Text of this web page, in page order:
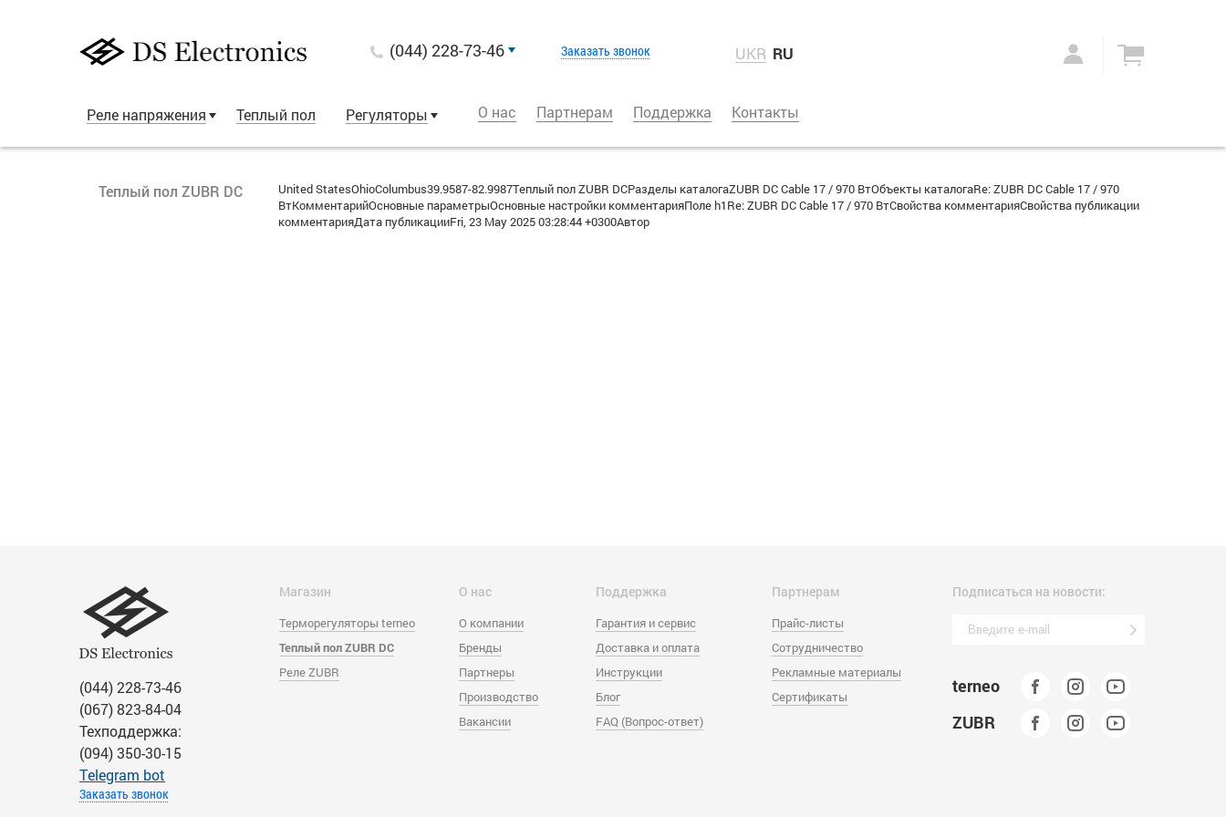
(044) 228-73-46 Заказать звонок UKR RU
Реле напряжения Теплый пол Регуляторы О нас Партнерам Поддержка Контакты
Теплый пол ZUBR DC
United StatesOhioColumbus39.9587-82.9987Теплый пол ZUBR DCРазделы каталогаZUBR DC Cable 17 / 970 ВтОбъекты каталогаRe: ZUBR DC Cable 17 / 970
ВтКомментарийОсновные параметрыОсновные настройки комментарияПоле h1Re: ZUBR DC Cable 17 / 970 ВтСвойства комментарияСвойства публикации
комментарияДата публикацииFri, 23 May 2025 03:28:44 +0300Автор
(044) 228-73-46
(067) 823-84-04
Техподдержка:
(094) 350-30-15
Тelegram bot
Заказать звонок
Магазин
Терморегуляторы terneo
Теплый пол ZUBR DC
Реле ZUBR
О нас
О компании
Бренды
Партнеры
Производство
Вакансии
Поддержка
Гарантия и сервис
Доставка и оплата
Инструкции
Блог
FAQ (Вопрос-ответ)
Партнерам
Прайс-листы
Сотрудничество
Рекламные материалы
Сертификаты
Подписаться на новости:
terneo
ZUBR